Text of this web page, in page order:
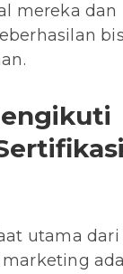
mereka dan
utama